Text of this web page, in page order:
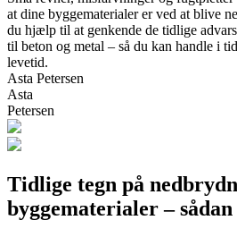
at dine byggematerialer er ved at blive
du hjælp til at genkende de tidlige
til beton og metal – så du kan handle i
levetid.
Asta Petersen
Asta
Petersen
Tidlige tegn på
byggematerialer –